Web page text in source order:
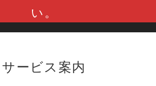
い。
サービス案内